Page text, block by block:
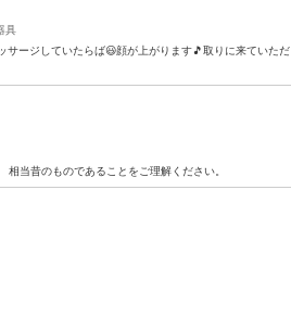
具
ージしていたらば😃顔が上がります🎵取りに来ていただ
当昔のものであることをご理解ください。